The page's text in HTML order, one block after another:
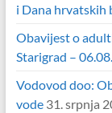
i Dana hrvatskih
Obavijest o
Starigrad –
Vodovod doo:
vode 31. srpnja